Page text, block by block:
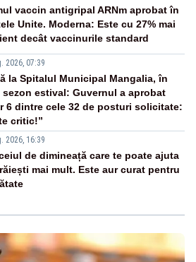
vaccin antigripal ARNm aprobat în
Unite. Moderna: Este cu 27% mai
decât vaccinurile standard
2026, 07:39
la Spitalul Municipal Mangalia, în
sezon estival: Guvernul a aprobat
6 dintre cele 32 de posturi solicitate:
critic!”
2026, 16:39
de dimineață care te poate ajuta
mai mult. Este aur curat pentru